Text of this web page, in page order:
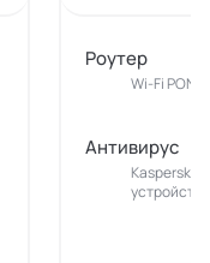
Роутер
Wi-Fi PON-
Антивирус
Kaspersky